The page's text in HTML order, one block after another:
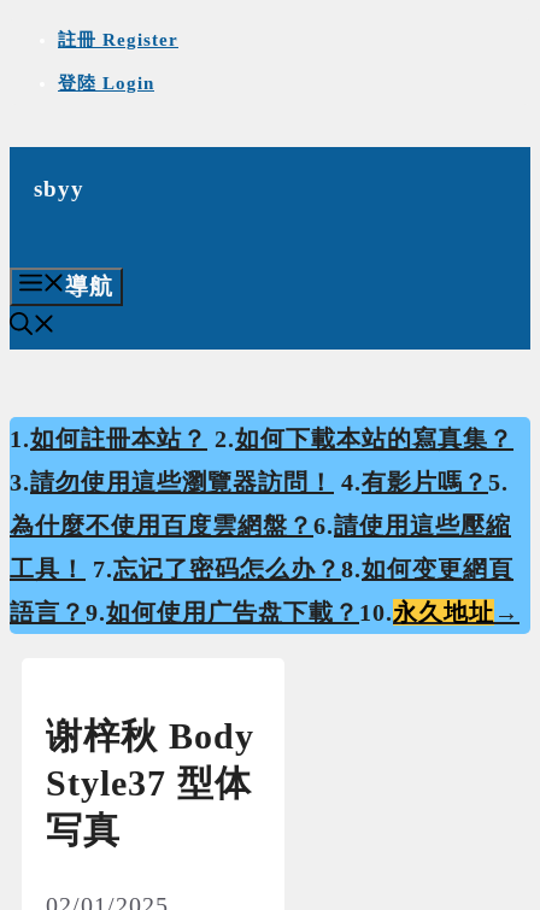
註冊 Register
登陸 Login
sbyy
導航
1.如何註冊本站？ 2.如何下載本站的寫真集？
3.請勿使用這些瀏覽器訪問！ 4.有影片嗎？ 5.
為什麼不使用百度雲網盤？ 6.請使用這些壓縮
工具！
7.忘记了密码怎么办？ 8.如何变更網頁
語言？ 9.如何使用广告盘下載？ 10.永久地址 →
谢梓秋 Body
Style37 型体
写真